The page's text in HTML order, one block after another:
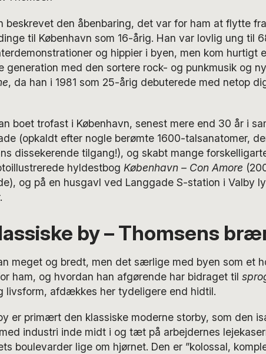
beskrevet den åbenbaring, det var for ham at flytte
til København som 16-årig. Han var lovlig ung til
og hippier i byen, men kom hurtigt
generation med den sortere rock- og punkmusik og
, da han i 1981 som 25-årig debuterede med netop
boet trofast i København, senest mere end 30 år i
(opkaldt efter nogle berømte 1600-talsanatomer,
dissekerende tilgang!), og skabt mange
hyldestbog København – Con Amore
og på en husgavl ved Langgade S-station i Valby
by – Thomsens
meget og bredt, men det særlige med byen som et
ham, og hvordan han afgørende har bidraget til
livsform, afdækkes her tydeligere end hidtil.
er primært den klassiske moderne storby, som den
industri inde midt i og tæt på arbejdernes
boulevarder lige om hjørnet. Den er ”kolossal,